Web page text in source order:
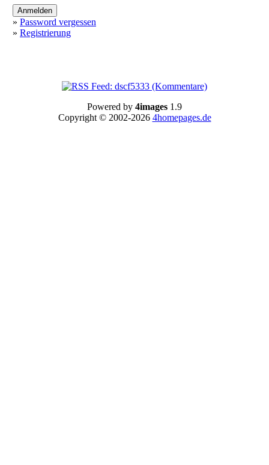
» Password vergessen
» Registrierung
Powered by 4images 1.9
Copyright © 2002-2026 4homepages.de